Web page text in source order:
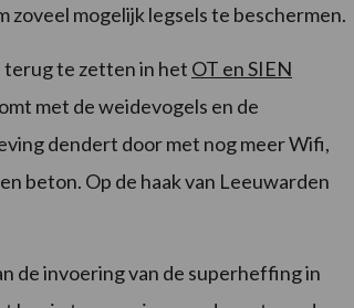
zoveel mogelijk legsels te beschermen.
terug te zetten in het OT en SIEN
met de weidevogels en de
dendert door met nog meer Wifi,
beton. Op de haak van Leeuwarden
de invoering van de superheffing in